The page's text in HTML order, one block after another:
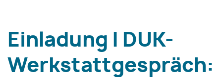
Einladung | DUK-
Werkstattgespräch: